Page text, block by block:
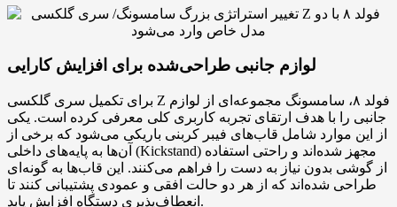
لوازم جانبی طراحی‌شده برای افزایش کارایی
برای تکمیل سری گلکسی Z فولد ۸، سامسونگ مجموعه‌ای از لوازم
جانبی را با هدف ارتقای تجربه کاربری کلی معرفی کرده است. یکی
از این موارد شامل قاب‌های فیبر کربنی باریکی می‌شود که برخی از
آن‌ها به پایه‌های داخلی (Kickstand) مجهز شده‌اند و راحتی استفاده
از گوشی بدون نیاز به دست را فراهم می‌کنند. این قاب‌ها به گونه‌ای
طراحی شده‌اند که از هر دو حالت افقی و عمودی پشتیبانی کنند تا
انعطاف‌پذیری دستگاه افزایش یابد.